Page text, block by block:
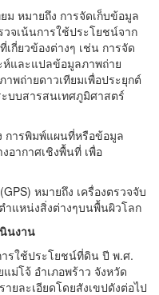
หมายถึง การจัดเก็บข้อมูล
จเน้นการใช้ประโยชน์จาก
กี่ยวข้องต่างๆ เช่น การจัด
ห์และแปลข้อมูลภาพถ่าย
พถ่ายดาวเทียมเพื่อประยุกต์
บบสารสนเทศภูมิศาสตร์
รพิมพ์แผนที่หรือข้อมูล
อากาศเชิงพื้นที่ เพื่อ
หมายถึง เครื่องตรวจจับ
ำแหน่งสิ่งต่างๆบนพื้นผิวโลก
นงาน
ใช้ประโยชน์ที่ดิน ปี พ.ศ.
ม่โจ้ อำเภอพร้าว จังหวัด
ยละเอียดโดยสังเขปดังต่อไป